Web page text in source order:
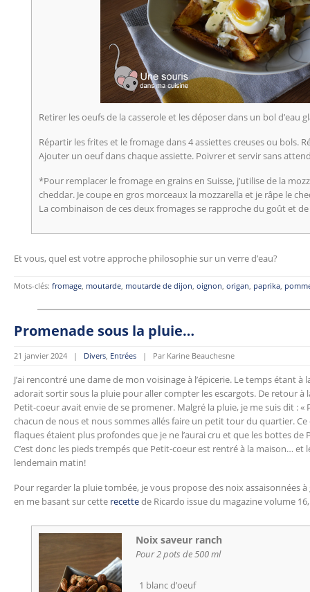
Retirer les oeufs de la casserole et les déposer dans un bol d’eau
Répartir les frites et le fromage dans 4 assiettes creuses ou bols.
Ajouter un oeuf dans chaque assiette. Poivrer et servir sans
*Pour remplacer le fromage en grains en Suisse, j’utilise de la
cheddar. Je coupe en gros morceaux la mozzarella et je râpe le
La combinaison de ces deux fromages se rapproche du goût et
Et vous, quel est votre approche philosophie sur un verre d’eau?
Mots-clés: fromage, moutarde, moutarde de dijon, oignon, origan, paprika,
Promenade sous la pluie…
21 janvier 2024 | Divers, Entrées | Par Karine Beauchesne
J’ai rencontré une dame de mon voisinage à l’épicerie. Le temps étant
adorait sortir sous la pluie pour aller compter les escargots. De retour à
Petit-coeur avait envie de se promener. Malgré la pluie, je me suis dit : «
chacun de nous et nous sommes allés faire un petit tour du quartier. Ce
flaques étaient plus profondes que je ne l’aurai cru et que les bottes
C’est donc les pieds trempés que Petit-coeur est rentré à la maison… et
lendemain matin!
Pour regarder la pluie tombée, je vous propose des noix assaisonnées
en me basant sur cette recettede Ricardo issue du magazine volume
Noix saveur ranch
Pour 2 pots de 500 ml
1 blanc d’oeuf